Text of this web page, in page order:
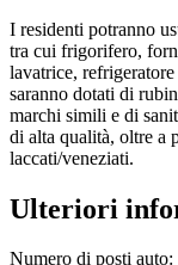
I residenti potranno
tra cui frigorifero,
lavatrice,
saranno dotati di
marchi simili e di
di alta qualità, oltre a
laccati/veneziati.
Ulteriori
Numero di posti auto: